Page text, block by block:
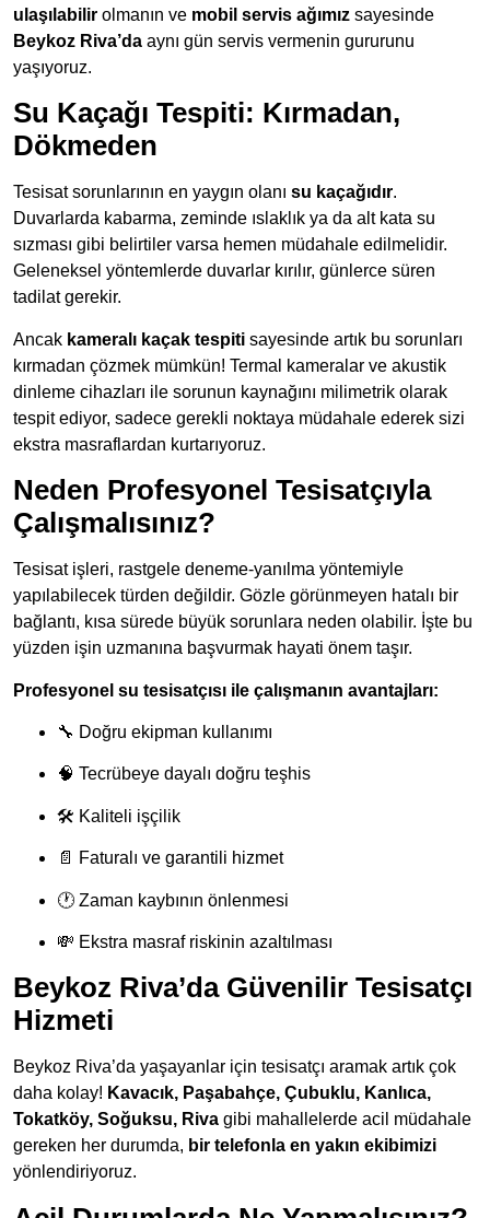
ulaşılabilir olmanın ve mobil servis ağımız sayesinde
Beykoz Riva’da aynı gün servis vermenin gururunu
yaşıyoruz.
Su Kaçağı Tespiti: Kırmadan,
Dökmeden
Tesisat sorunlarının en yaygın olanı su kaçağıdır.
Duvarlarda kabarma, zeminde ıslaklık ya da alt kata su
sızması gibi belirtiler varsa hemen müdahale edilmelidir.
Geleneksel yöntemlerde duvarlar kırılır, günlerce süren
tadilat gerekir.
Ancak kameralı kaçak tespiti sayesinde artık bu sorunları
kırmadan çözmek mümkün! Termal kameralar ve akustik
dinleme cihazları ile sorunun kaynağını milimetrik olarak
tespit ediyor, sadece gerekli noktaya müdahale ederek sizi
ekstra masraflardan kurtarıyoruz.
Neden Profesyonel Tesisatçıyla
Çalışmalısınız?
Tesisat işleri, rastgele deneme-yanılma yöntemiyle
yapılabilecek türden değildir. Gözle görünmeyen hatalı bir
bağlantı, kısa sürede büyük sorunlara neden olabilir. İşte bu
yüzden işin uzmanına başvurmak hayati önem taşır.
Profesyonel su tesisatçısı ile çalışmanın avantajları:
🔧 Doğru ekipman kullanımı
🧠 Tecrübeye dayalı doğru teşhis
🛠 Kaliteli işçilik
📄 Faturalı ve garantili hizmet
🕐 Zaman kaybının önlenmesi
💸 Ekstra masraf riskinin azaltılması
Beykoz Riva’da Güvenilir Tesisatçı
Hizmeti
Beykoz Riva’da yaşayanlar için tesisatçı aramak artık çok
daha kolay! Kavacık, Paşabahçe, Çubuklu, Kanlıca,
Tokatköy, Soğuksu, Riva gibi mahallelerde acil müdahale
gereken her durumda, bir telefonla en yakın ekibimizi
yönlendiriyoruz.